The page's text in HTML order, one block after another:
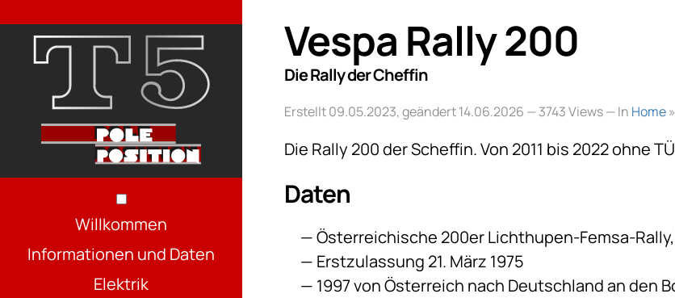
Willkommen
Informationen und Daten
Elektrik
Vespa Rally 200
Die Rally der Cheffin
Erstellt 09.05.2023, geändert 14.06.2026 — 3743 Views — In Home»
Die Rally 200 der Scheffin. Von 2011 bis 2022 ohne
Daten
Österreichische 200er Lichthupen-Femsa-Rally,
Erstzulassung 21. März 1975
1997 von Österreich nach Deutschland an den